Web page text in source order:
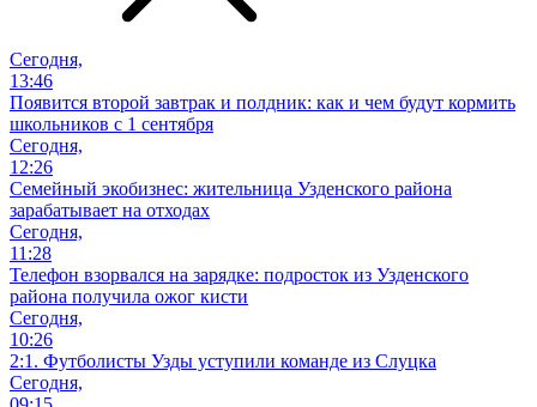
Сегодня,
13:46
Появится второй завтрак и полдник: как и чем будут кормить
школьников с 1 сентября
Сегодня,
12:26
Семейный экобизнес: жительница Узденского района
зарабатывает на отходах
Сегодня,
11:28
Телефон взорвался на зарядке: подросток из Узденского
района получила ожог кисти
Сегодня,
10:26
2:1. Футболисты Узды уступили команде из Слуцка
Сегодня,